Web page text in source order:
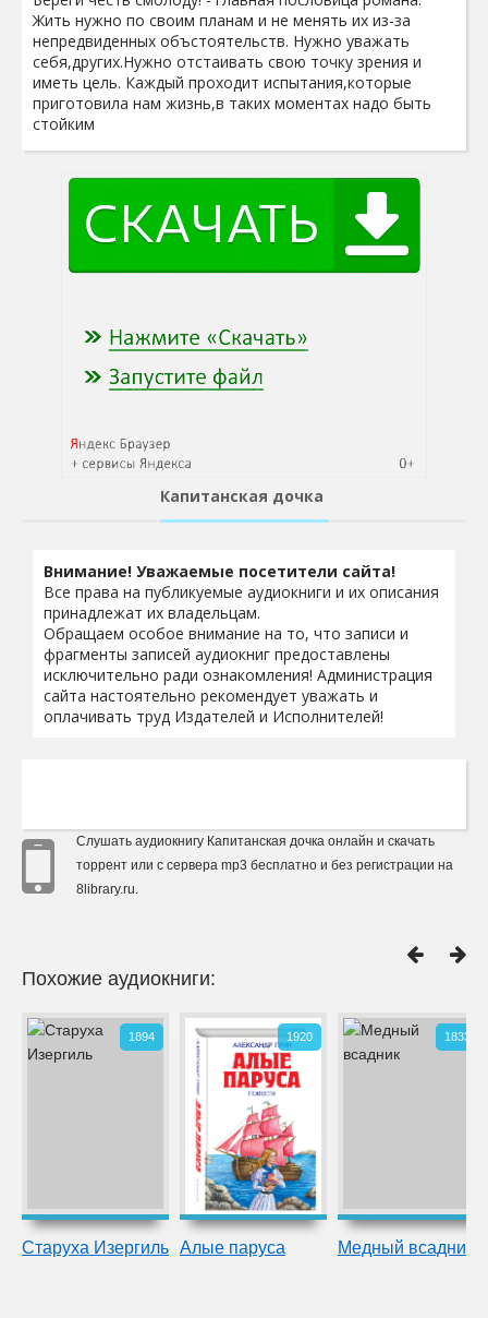
Жить нужно по своим планам и не менять их из-за
непредвиденных объстоятельств. Нужно уважать
себя,других.Нужно отстаивать свою точку зрения и
иметь цель. Каждый проходит испытания,которые
приготовила нам жизнь,в таких моментах надо быть
стойким
Капитанская дочка
Внимание! Уважаемые посетители сайта!
Все права на публикуемые аудиокниги и их описания
принадлежат их владельцам.
Обращаем особое внимание на то, что записи и
фрагменты записей аудиокниг предоставлены
исключительно ради ознакомления! Администрация
сайта настоятельно рекомендует уважать и
оплачивать труд Издателей и Исполнителей!
Слушать аудиокнигу Капитанская дочка онлайн и скачать
торрент или с сервера mp3 бесплатно и без регистрации на
8library.ru.
Похожие аудиокниги:
1894
Старуха Изергиль
1920
Алые паруса
1833
Медный всадник